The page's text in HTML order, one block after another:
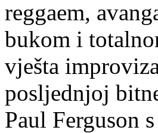
reggaem,
bukom i
vješta
posljednjoj
Paul Ferguson